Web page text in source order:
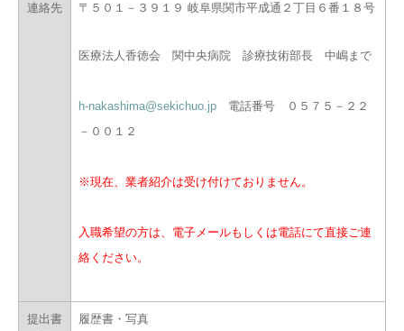
連絡先 〒５０１－３９１９ 岐阜県関市平成通２丁目６番１８号
医療法人香徳会 関中央病院 診療技術部長 中嶋まで
h-nakashima@sekichuo.jp 電話番号 ０５７５－２２
－００１２
※現在、業者紹介は受け付けておりません。
入職希望の方は、電子メールもしくは電話にて直接ご連
絡ください。
提出書
履歴書・写真